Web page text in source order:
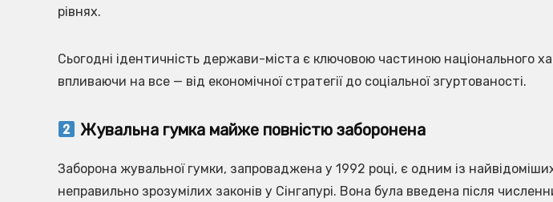
рівнях.
Сьогодні ідентичність держави-міста є ключовою частиною національного
впливаючи на все — від економічної стратегії до соціальної згуртованості.
Жувальна гумка майже повністю заборонена
Заборона жувальної гумки, запроваджена у 1992 році, є одним із
неправильно зрозумілих законів у Сінгапурі. Вона була введена після